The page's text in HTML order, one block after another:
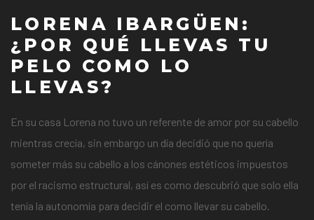
LORENA IBARGÜEN:
¿POR QUÉ LLEVAS TU
PELO COMO LO
LLEVAS?
En su casa Lorena no tuvo un referente de amor por su cabello
mientras crecía, sin embargo un día decidió que no quería
someter más su cabello a los cánones estéticos impuestos
por el racismo estructural, así es como descubrió que solo ella
tenía la autonomía para decidir el como llevar su cabello.